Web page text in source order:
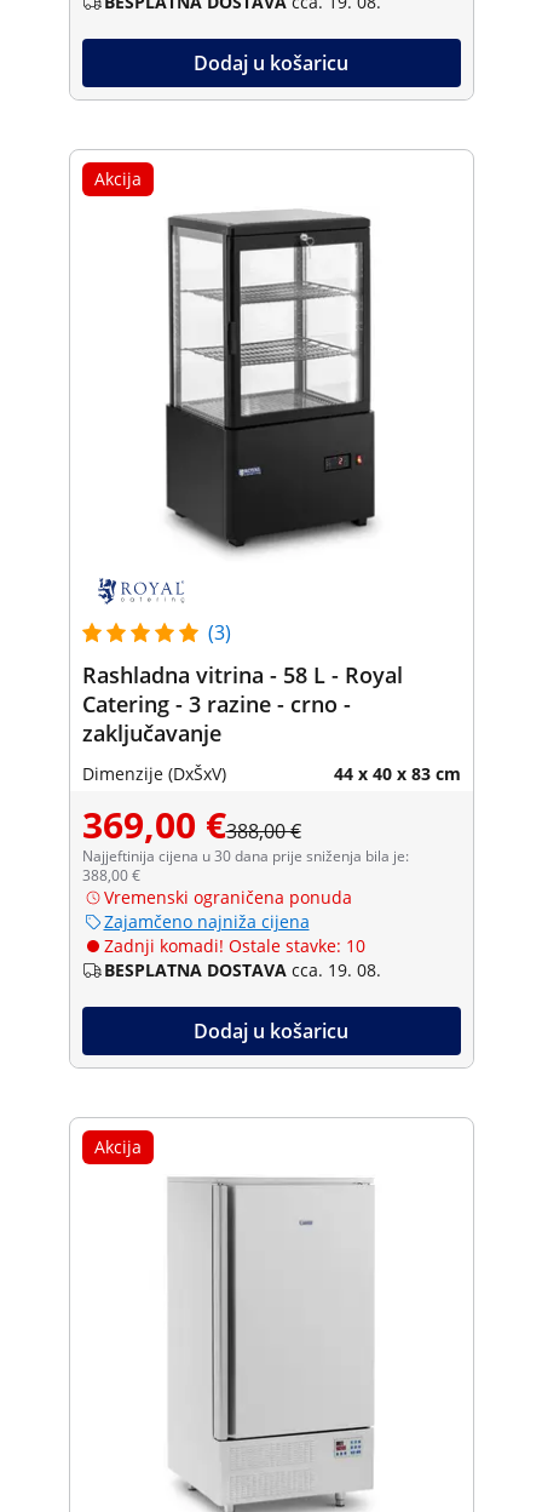
Dodaj u košaricu
Akcija
(3)
Rashladna vitrina - 58 L - Royal
Catering - 3 razine - crno -
zaključavanje
Dimenzije (DxŠxV) 44 x 40 x 83 cm
369,00 €388,00 €
Najjeftinija cijena u 30 dana prije sniženja bila je:
388,00 €
Vremenski ograničena ponuda
Zajamčeno najniža cijena
Zadnji komadi! Ostale stavke: 10
BESPLATNA DOSTAVA cca. 19. 08.
Dodaj u košaricu
Akcija